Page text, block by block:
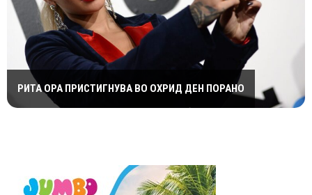
РИТА ОРА ПРИСТИГНУВА ВО ОХРИД ДЕН ПОРАНО